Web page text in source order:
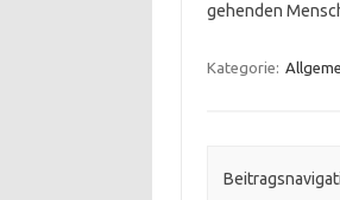
gehenden
Kategorie: